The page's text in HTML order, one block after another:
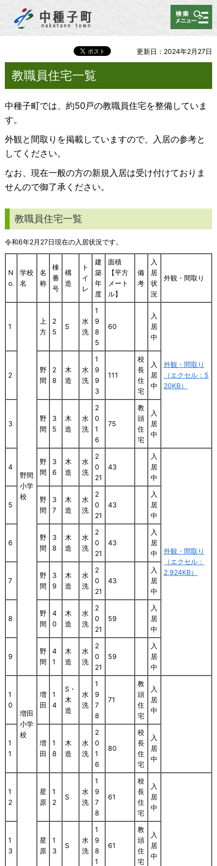
メニュー
更新日：2024年2月27日
教職員住宅一覧
中種子町では、約50戸の教職員住宅を整備していま
す。
外観と間取りを掲載していますので、入居の参考と
してください。
なお、現在一般の方の新規入居は受け付けておりま
せんので御了承ください。
教職員住宅一覧
令和6年2月27日現在の入居状況です。
N
o.
学校
名
名
称
棟
番
号
構
造
ト
イ
レ
建
築
年
度
面積
【平方
メート
ル】
備
考
入
居
状
況
外観・間取り
1
野間
小学
校
上
方
2
5
S
水
洗
1
9
8
5
60
入
居
中
外観・間取り
（エクセル：5
20KB）
2
野
間
2
8
木
造
水
洗
1
9
9
3
111
校
長
住
宅
入
居
中
3
野
間
3
5
木
造
水
洗
2
0
1
6
75
教
頭
住
宅
入
居
中
4
野
間
3
6
木
造
水
洗
2
0
21
43
入
居
中
外観・間取り
（エクセル：
2,924KB）
5
野
間
3
7
木
造
水
洗
2
0
21
43
入
居
中
6
野
間
3
8
木
造
水
洗
2
0
21
43
入
居
中
7
野
間
3
9
木
造
水
洗
2
0
21
43
入
居
中
8
野
間
4
0
木
造
水
洗
2
0
21
59
入
居
中
9
野
間
4
1
木
造
水
洗
2
0
21
59
入
居
中
1
0
増田
小学
校
増
田
1
4
S・
木
造
水
洗
1
9
7
8
71
教
頭
住
宅
入
居
中
1
1
増
田
1
8
木
造
水
洗
2
0
1
6
80
校
長
住
宅
入
居
中
1
2
星
原
1
2
S
水
洗
1
9
7
8
61
校
長
住
宅
入
居
中
1
3
星
原
1
3
S
水
洗
1
9
8
1
61
教
頭
住
宅
入
居
中